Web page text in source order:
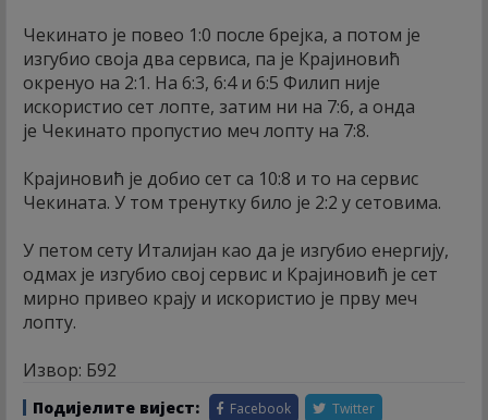
Чекинато је повео 1:0 после брејка, а потом је
изгубио своја два сервиса, па је Крајиновић
окренуо на 2:1. На 6:3, 6:4 и 6:5 Филип није
искористио сет лопте, затим ни на 7:6, а онда
је Чекинато пропустио меч лопту на 7:8.
Крајиновић је добио сет са 10:8 и то на сервис
Чекината. У том тренутку било је 2:2 у сетовима.
У петом сету Италијан као да је изгубио енергију,
одмах је изгубио свој сервис и Крајиновић је сет
мирно привео крају и искористио је прву меч
лопту.
Извор: Б92
Подијелите вијест: Facebook Twitter